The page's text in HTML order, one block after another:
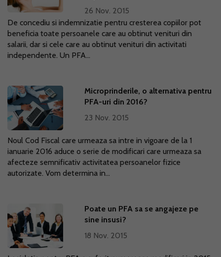
26 Nov. 2015
De concediu si indemnizatie pentru cresterea copiilor pot
beneficia toate persoanele care au obtinut venituri din
salarii, dar si cele care au obtinut venituri din activitati
independente. Un PFA...
Microprinderile, o alternativa pentru
PFA-uri din 2016?
23 Nov. 2015
Noul Cod Fiscal care urmeaza sa intre in vigoare de la 1
ianuarie 2016 aduce o serie de modificari care urmeaza sa
afecteze semnificativ activitatea persoanelor fizice
autorizate. Vom determina in...
Poate un PFA sa se angajeze pe
sine insusi?
18 Nov. 2015